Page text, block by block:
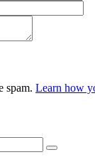
spam. Learn how